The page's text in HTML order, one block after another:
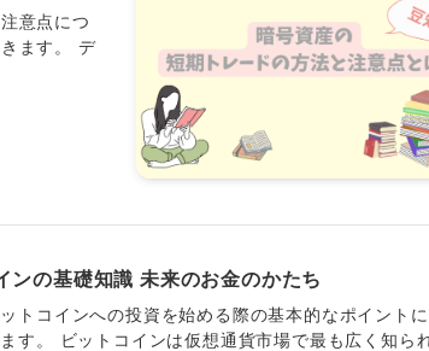
意点につ
ます。 デ
ンの基礎知識 未来のお金のかたち
トコインへの投資を始める際の基本的なポイント
す。 ビットコインは仮想通貨市場で最も広く知ら